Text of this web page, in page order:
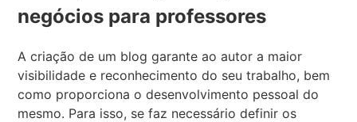
negócios para professores
A criação de um blog garante ao autor a maior
visibilidade e reconhecimento do seu trabalho, bem
como proporciona o desenvolvimento pessoal do
mesmo. Para isso, se faz necessário definir os